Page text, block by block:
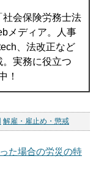
社会保険労務士法
メディア。人事
、法改正など
実務に役立つ
！
解雇・雇止め・懲戒
た場合の労災の特